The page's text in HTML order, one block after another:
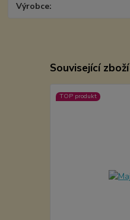
Výrobce
Související zboží
TOP produkt